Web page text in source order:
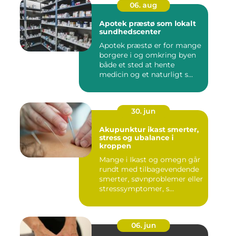
06. aug
Apotek præstø som lokalt
sundhedscenter
Apotek præstø er for mange
borgere i og omkring byen
både et sted at hente
medicin og et naturligt s...
30. jun
Akupunktur ikast smerter,
stress og ubalance i
kroppen
Mange i Ikast og omegn går
rundt med tilbagevendende
smerter, søvnproblemer eller
stresssymptomer, s...
06. jun